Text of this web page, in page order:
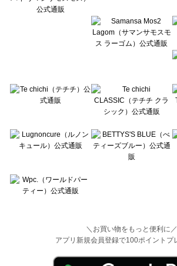
Wpc.（ワールドパーティー）のボトムス一覧
＼お買い物をもっと便利に／
アプリ新規会員登録で100ポイントプ